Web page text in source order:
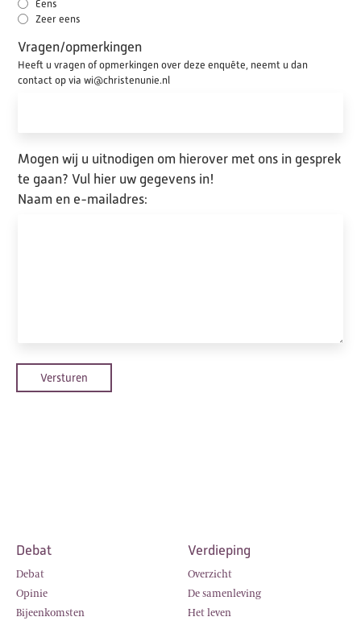
Eens
Zeer eens
Vragen/opmerkingen
Heeft u vragen of opmerkingen over deze enquête, neemt u dan
contact op via wi@christenunie.nl
Mogen wij u uitnodigen om hierover met ons in gesprek
te gaan? Vul hier uw gegevens in!
Naam en e-mailadres:
Versturen
Debat
Debat
Opinie
Bijeenkomsten
Verdieping
Overzicht
De samenleving
Het leven